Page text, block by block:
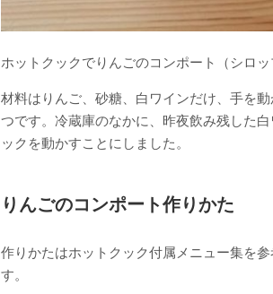
ホットクックでりんごのコンポート（シロッ
材料はりんご、砂糖、白ワインだけ、手を
つです。冷蔵庫のなかに、昨夜飲み残した
ックを動かすことにしました。
りんごのコンポート作りかた
作りかたはホットクック付属メニュー集を
す。